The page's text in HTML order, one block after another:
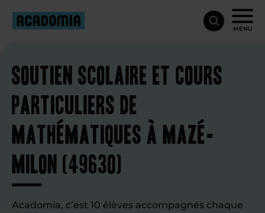
MENU
Soutien scolaire et cours
particuliers de
mathématiques à Mazé-
Milon (49630)
Acadomia, c’est 10 élèves accompagnés chaque